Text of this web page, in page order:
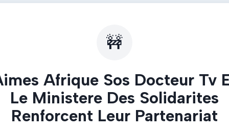
🚧
Afrique Sos Docteur Tv
Le Ministere Des Solidarites
Renforcent Leur Partenariat